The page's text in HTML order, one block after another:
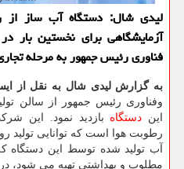
لیدی شال: دستگاه آب ساز از
آزمایشگاهی برای نخستین بار
فناوری رئیس جمهور به مرحله
به گزارش لیدی شال به نقل از
وفناوری رئیس جمهور از سالن
این دستگاه بازدید نمود. این
رطوبت هوا است كه توانایی تولید روزانه ۷۵۰ لیتر آب
آب تولید شده توسط این دستگاه
مطلوب و بهداشتی تهیه می شود،